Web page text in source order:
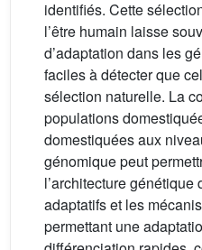
identifiés. Cette
l’être humain laisse
d’adaptation dans les
faciles à détecter que
sélection naturelle. La
populations
domestiquées aux
génomique peut
l’architecture génétique
adaptatifs et les
permettant une